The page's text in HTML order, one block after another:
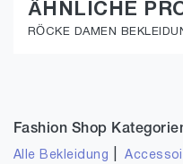
ÄHNLICHE
RÖCKE DAMEN
Fashion Shop
Alle Bekleidung |